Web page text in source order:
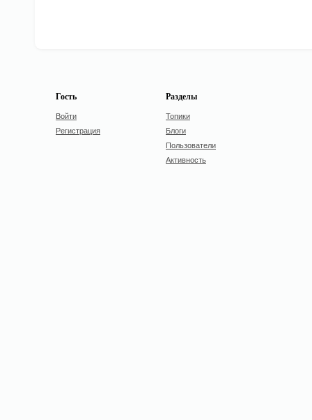
Гость
Войти
Регистрация
Разделы
Топики
Блоги
Пользователи
Активность